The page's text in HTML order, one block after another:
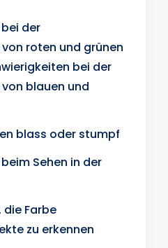
der
roten und grünen
bei der
blauen und
blass oder stumpf
Sehen in der
die Farbe
zu erkennen